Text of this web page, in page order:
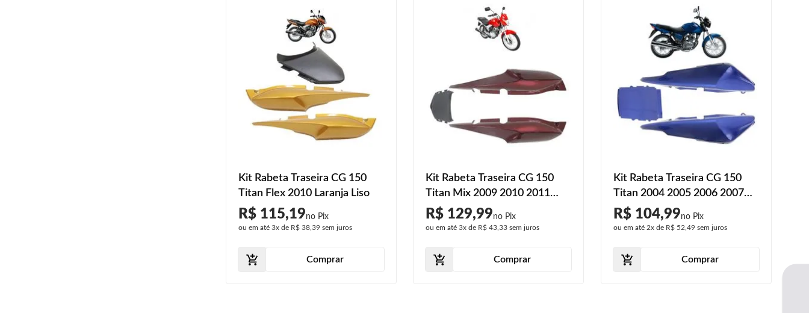
Kit Rabeta Traseira CG 150
Titan Flex 2010 Laranja Liso
R$ 115,19
ou em até 3xde R$ 38,39sem juros
Comprar
Kit Rabeta Traseira CG 150
Titan Mix 2009 2010 2011
2012 2013 Vermelho 3 Peças
Liso
R$ 129,99
ou em até3x de R$ 43,33 sem juros
Comprar
Kit Rabeta Traseira CG 150
Titan 2004 2005 2006 2007
2008 Azul Metálico 3 Peças
Liso
R$ 104,99
ou em até 2xde R$ 52,49sem juros
Comprar